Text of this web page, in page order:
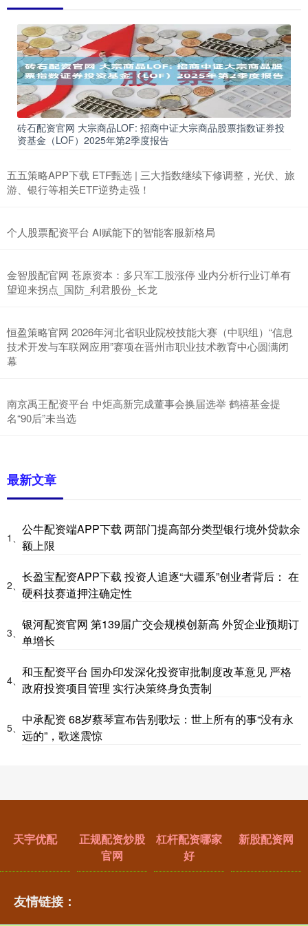
砖石配资官网 大宗商品LOF: 招商中证大宗商品股票指数证券投
资基金（LOF）2025年第2季度报告
五五策略APP下载 ETF甄选 | 三大指数继续下修调整，光伏、旅
游、银行等相关ETF逆势走强！
个人股票配资平台 AI赋能下的智能客服新格局
金智股配官网 苍原资本：多只军工股涨停 业内分析行业订单有
望迎来拐点_国防_利君股份_长龙
恒盈策略官网 2026年河北省职业院校技能大赛（中职组）“信息
技术开发与车联网应用”赛项在晋州市职业技术教育中心圆满闭
幕
南京禹王配资平台 中炬高新完成董事会换届选举 鹤禧基金提
名“90后”未当选
最新文章
1、
公牛配资端APP下载 两部门提高部分类型银行境外贷款余
额上限
2、
长盈宝配资APP下载 投资人追逐“大疆系”创业者背后： 在
硬科技赛道押注确定性
3、
银河配资官网 第139届广交会规模创新高 外贸企业预期订
单增长
4、
和玉配资平台 国办印发深化投资审批制度改革意见 严格
政府投资项目管理 实行决策终身负责制
5、
中承配资 68岁蔡琴宣布告别歌坛：世上所有的事“没有永
远的”，歌迷震惊
天宇优配
正规配资炒股
官网
杠杆配资哪家
好
新股配资网
友情链接：